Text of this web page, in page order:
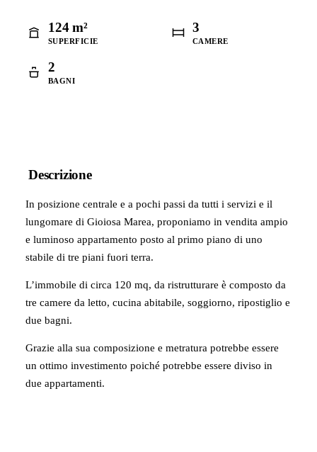
124 m²
SUPERFICIE
3
CAMERE
2
BAGNI
Descrizione
In posizione centrale e a pochi passi da tutti i servizi e il
lungomare di Gioiosa Marea, proponiamo in vendita ampio
e luminoso appartamento posto al primo piano di uno
stabile di tre piani fuori terra.
L’immobile di circa 120 mq, da ristrutturare è composto da
tre camere da letto, cucina abitabile, soggiorno, ripostiglio e
due bagni.
Grazie alla sua composizione e metratura potrebbe essere
un ottimo investimento poiché potrebbe essere diviso in
due appartamenti.